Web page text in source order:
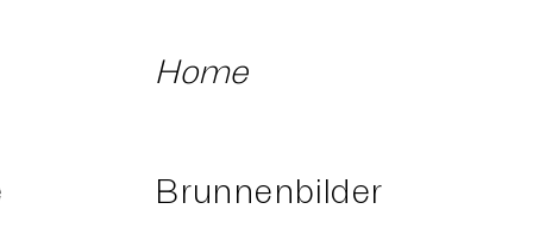
Home
Brunnenbilder